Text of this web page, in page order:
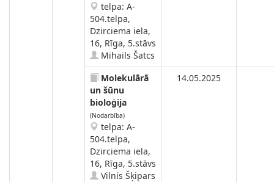
telpa: A-
504.telpa,
Dzirciema iela,
16, Rīga, 5.stāvs
Mihails Šatcs
Molekulārā
un šūnu
bioloģija
(Nodarbība)
telpa: A-
504.telpa,
Dzirciema iela,
16, Rīga, 5.stāvs
Vilnis Šķipars
14.05.2025